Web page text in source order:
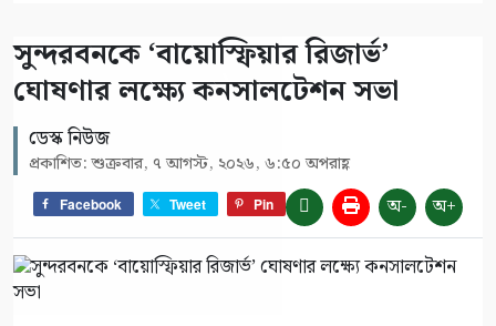
সুন্দরবনকে ‘বায়োস্ফিয়ার রিজার্ভ’
ঘোষণার লক্ষ্যে কনসালটেশন সভা
ডেস্ক নিউজ
প্রকাশিত: শুক্রবার, ৭ আগস্ট, ২০২৬, ৬:৫০ অপরাহ্ণ
Facebook Tweet Pin অ- অ+